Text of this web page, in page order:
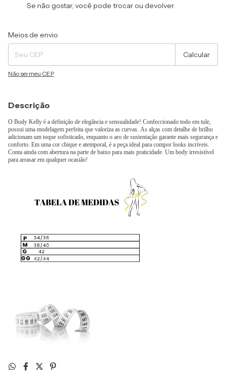
Se não gostar, você pode trocar ou devolver.
Entregas para o CEP:
Meios de envio
Calcular
Não sei meu CEP
Descrição
O Body Kelly é a definição de elegância e sensualidade! Confeccionado todo em tule,
possui uma modelagem perfeita que valoriza as curvas. As alças com detalhe de brilho
adicionam um toque sofisticado, enquanto o aro de sustentação garante mais segurança e
conforto. Em uma cor chique e atemporal, é a peça ideal para compor looks incríveis.
Conta ainda com abertura na parte de baixo para mais praticidade. Um body irresistível
para arrasar em qualquer ocasião!